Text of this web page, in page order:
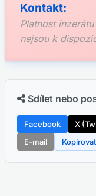
Kontakt:
Platnost
nejsou k
Sdílet nebo
Facebook X
E-mail